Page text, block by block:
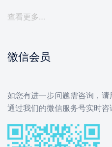
查看更多…
微信会员
如您有进一步问题需咨询，
通过我们的微信服务号实时咨